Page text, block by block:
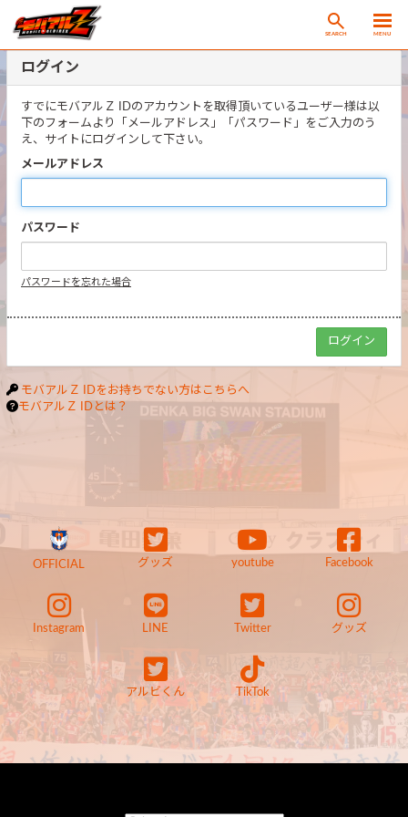
SEARCH MENU
ログイン
すでにモバアルＺ IDのアカウントを取得頂いているユーザー様は以
下のフォームより「メールアドレス」「パスワード」をご入力のう
え、サイトにログインして下さい。
メールアドレス
パスワード
パスワードを忘れた場合
モバアルＺ IDをお持ちでない方はこちらへ
モバアルＺ IDとは？
OFFICIAL グッズ youtube Facebook
Instagram LINE Twitter グッズ
アルビくん TikTok